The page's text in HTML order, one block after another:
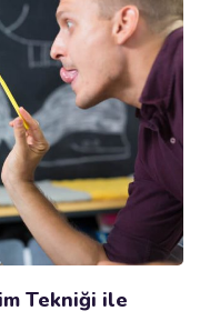
Tekniği ile